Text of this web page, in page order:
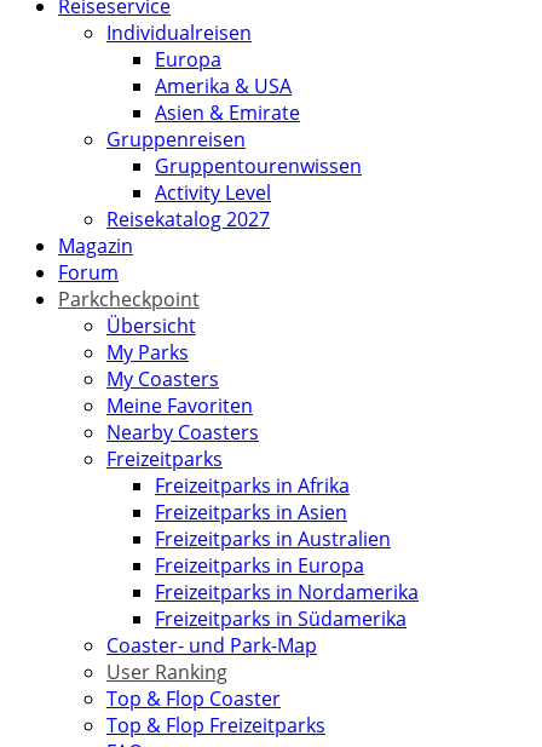
Reiseservice
Individualreisen
Europa
Amerika & USA
Asien & Emirate
Gruppenreisen
Gruppentourenwissen
Activity Level
Reisekatalog 2027
Magazin
Forum
Parkcheckpoint
Übersicht
My Parks
My Coasters
Meine Favoriten
Nearby Coasters
Freizeitparks
Freizeitparks in Afrika
Freizeitparks in Asien
Freizeitparks in Australien
Freizeitparks in Europa
Freizeitparks in Nordamerika
Freizeitparks in Südamerika
Coaster- und Park-Map
User Ranking
Top & Flop Coaster
Top & Flop Freizeitparks